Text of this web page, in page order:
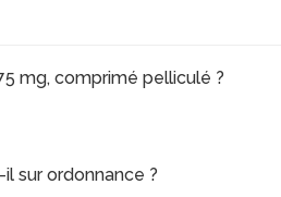
mg, comprimé pelliculé ?
sur ordonnance ?